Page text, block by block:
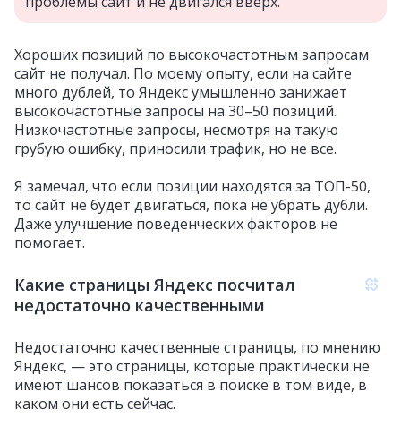
Хороших позиций по высокочастотным запросам
сайт не получал. По моему опыту, если на сайте
много дублей, то Яндекс умышленно занижает
высокочастотные запросы на 30–50 позиций.
Низкочастотные запросы, несмотря на такую
грубую ошибку, приносили трафик, но не все.
Я замечал, что если позиции находятся за ТОП-50,
то сайт не будет двигаться, пока не убрать дубли.
Даже улучшение поведенческих факторов не
помогает.
Какие страницы Яндекс посчитал
недостаточно качественными
Недостаточно качественные страницы, по мнению
Яндекс, — это страницы, которые практически не
имеют шансов показаться в поиске в том виде, в
каком они есть сейчас.